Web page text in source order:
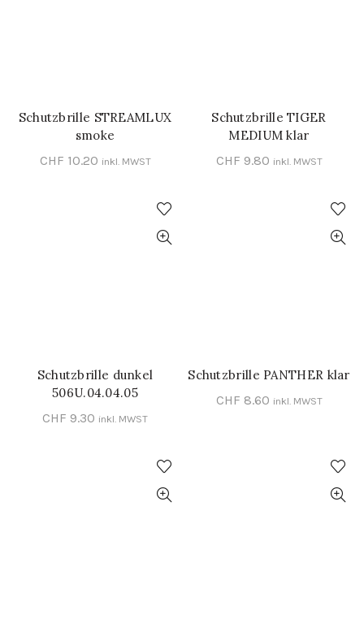
IN DEN WARENKORB
Schutzbrille STREAMLUX
smoke
CHF 10.20 inkl. MWST
IN DEN WARENKORB
Schutzbrille TIGER
MEDIUM klar
CHF 9.80 inkl. MWST
IN DEN WARENKORB
Schutzbrille dunkel
506U.04.04.05
CHF 9.30 inkl. MWST
IN DEN WARENKORB
Schutzbrille PANTHER klar
CHF 8.60 inkl. MWST